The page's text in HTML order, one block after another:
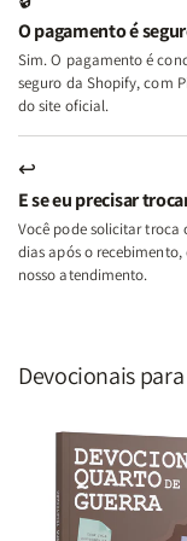
Lar
O pagamento é
Sim. O pagamento é
seguro da Shopify, com
do site oficial.
↩
E se eu precisar
Você pode solicitar troca
dias após o
nosso atendimento.
Devocionais